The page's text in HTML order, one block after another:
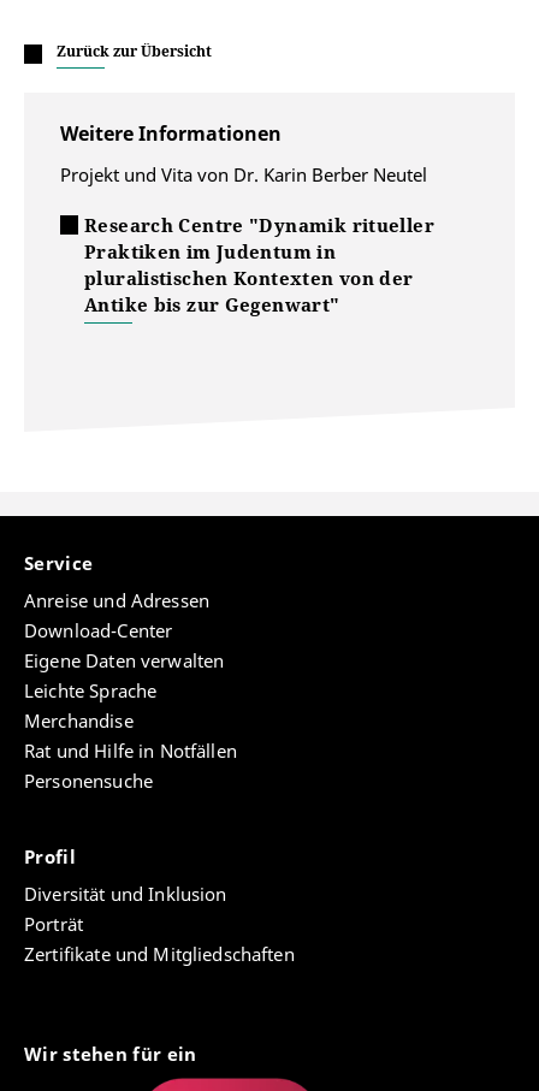
Zurück zur Übersicht
Weitere Informationen
Projekt und Vita von Dr. Karin Berber Neutel
Research Centre "Dynamik ritueller
Praktiken im Judentum in
pluralistischen Kontexten von der
Antike bis zur Gegenwart"
Service
Anreise und Adressen
Download-Center
Eigene Daten verwalten
Leichte Sprache
Merchandise
Rat und Hilfe in Notfällen
Personensuche
Profil
Diversität und Inklusion
Porträt
Zertifikate und Mitgliedschaften
Wir stehen für ein